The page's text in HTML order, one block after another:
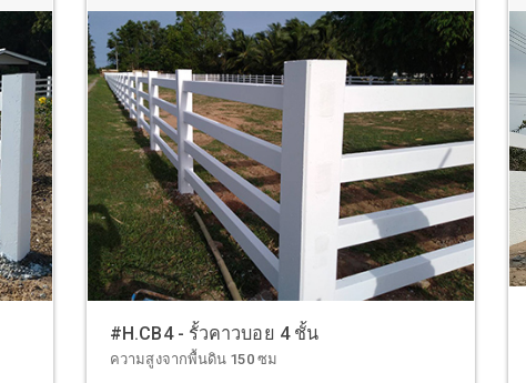
#H.CB4 - รั้วคาวบอย 4 ชั้น
ความสูงจากพื้นดิน 150 ซม